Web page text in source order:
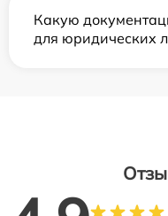
Какую
для юридических